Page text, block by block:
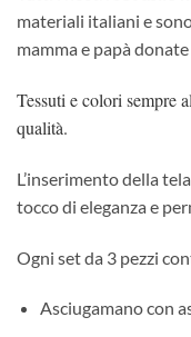
materiali italiani e
mamma e papà
Tessuti e colori sempre
qualità.
L’inserimento della
tocco di eleganza e
Ogni set da 3 pezzi
Asciugamano con